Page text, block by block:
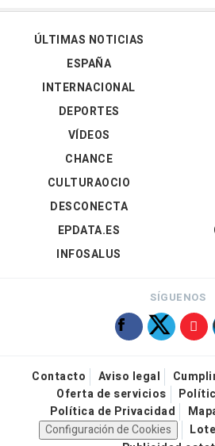
ÚLTIMAS NOTICIAS
ESPAÑA
INTERNACIONAL
DEPORTES
VÍDEOS
CHANCE
CULTURAOCIO
DESCONECTA
EPDATA.ES
INFOSALUS
SÍGUENOS
Contacto Aviso legal
Oferta de servicios
Política de Privacidad
Configuración de Cookies